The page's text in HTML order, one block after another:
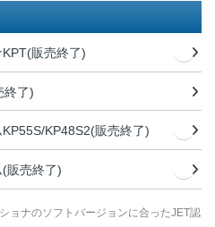
販売終了)
終了)
KP48S2(販売終了)
販売終了)
ョナのソフトバージョンに合ったJET認